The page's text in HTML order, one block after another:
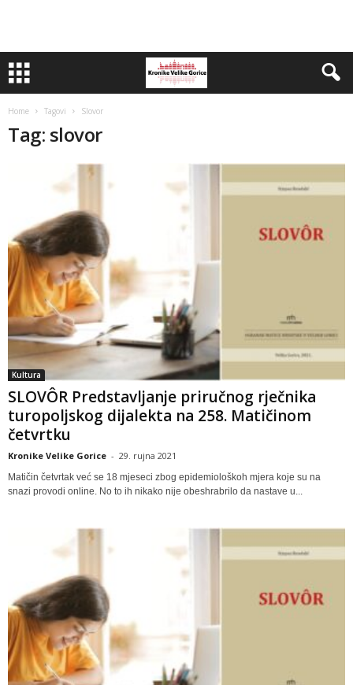
Home Tagovi Slovor
Tag: slovor
Kultura
SLOVÔR Predstavljanje priručnog rječnika
turopoljskog dijalekta na 258. Matičinom
četvrtku
Kronike Velike Gorice - 29. rujna 2021
Matičin četvrtak već se 18 mjeseci zbog epidemiološkoh mjera koje su na
snazi provodi online. No to ih nikako nije obeshrabrilo da nastave u...